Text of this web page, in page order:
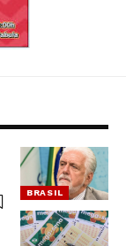
BRASIL